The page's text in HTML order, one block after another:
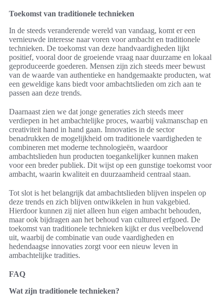
Toekomst van traditionele technieken
In de steeds veranderende wereld van vandaag, komt er een
vernieuwde interesse naar voren voor ambacht en traditionele
technieken. De toekomst van deze handvaardigheden lijkt
positief, vooral door de groeiende vraag naar duurzame en lokaal
geproduceerde goederen. Mensen zijn zich steeds meer bewust
van de waarde van authentieke en handgemaakte producten, wat
een geweldige kans biedt voor ambachtslieden om zich aan te
passen aan deze trends.
Daarnaast zien we dat jonge generaties zich steeds meer
verdiepen in het ambachtelijke proces, waarbij vakmanschap en
creativiteit hand in hand gaan. Innovaties in de sector
benadrukken de mogelijkheid om traditionele vaardigheden te
combineren met moderne technologieën, waardoor
ambachtslieden hun producten toegankelijker kunnen maken
voor een breder publiek. Dit wijst op een gunstige toekomst voor
ambacht, waarin kwaliteit en duurzaamheid centraal staan.
Tot slot is het belangrijk dat ambachtslieden blijven inspelen op
deze trends en zich blijven ontwikkelen in hun vakgebied.
Hierdoor kunnen zij niet alleen hun eigen ambacht behouden,
maar ook bijdragen aan het behoud van cultureel erfgoed. De
toekomst van traditionele technieken kijkt er dus veelbelovend
uit, waarbij de combinatie van oude vaardigheden en
hedendaagse innovaties zorgt voor een nieuw leven in
ambachtelijke tradities.
FAQ
Wat zijn traditionele technieken?